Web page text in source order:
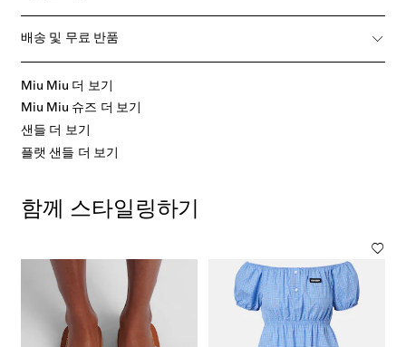
배송 및 무료 반품
Miu Miu 더 보기
Miu Miu 슈즈 더 보기
샌들 더 보기
플랫 샌들 더 보기
함께 스타일링하기